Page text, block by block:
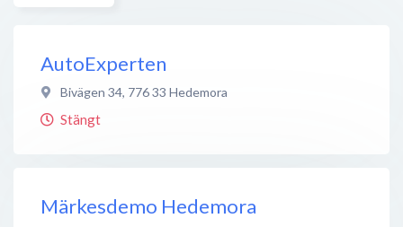
AutoExperten
Bivägen 34, 776 33 Hedemora
Stängt
Märkesdemo Hedemora